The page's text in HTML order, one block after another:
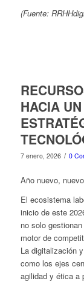
(Fuente:
HACIA
7 enero, 2026 / 0
Año nuevo,
El ecosistema
inicio de este
no solo
motor de
La digitalización
como los ejes
agilidad y ética a